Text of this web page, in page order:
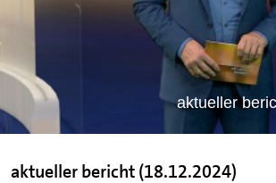
aktueller
aktueller bericht (18.12.2024)